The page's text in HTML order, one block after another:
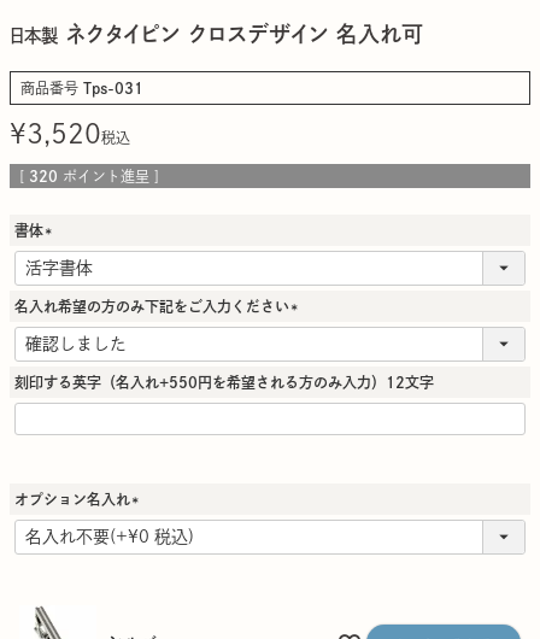
日本製 ネクタイピン クロスデザイン 名入れ可
商品番号 Tps-031
¥3,520税込
[ 320 ポイント進呈 ]
書体
必
須
名入れ希望の方のみ下記をご入力ください
須
刻印する英字（名入れ+550円を希望される方のみ入力）12文字
オプション名入れ